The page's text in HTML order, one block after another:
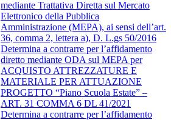
mediante Trattativa Diretta sul Mercato
Elettronico della Pubblica
Amministrazione (MEPA), ai sensi dell’art.
36, comma 2, lettera a), D. L.gs 50/2016
Determina a contrarre per l’affidamento
diretto mediante ODA sul MEPA per
ACQUISTO ATTREZZATURE E
MATERIALE PER ATTUAZIONE
PROGETTO “Piano Scuola Estate” –
ART. 31 COMMA 6 DL 41/2021
Determina a contrarre per l’affidamento